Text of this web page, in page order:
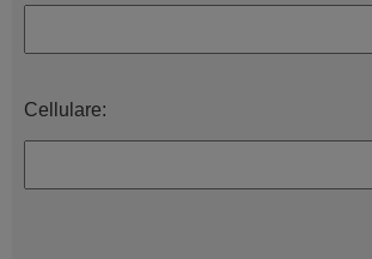
Cellulare: